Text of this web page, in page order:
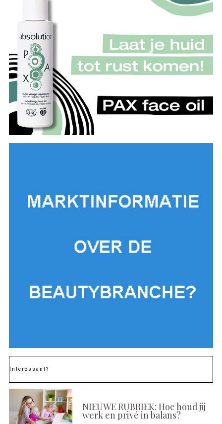
Interessant?
NIEUWE RUBRIEK: Hoe houd jij
werk en privé in balans?